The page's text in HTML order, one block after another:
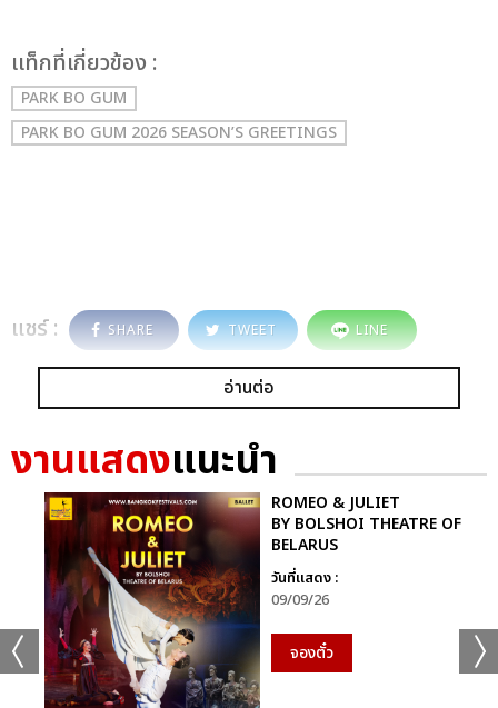
เเท็กที่เกี่ยวข้อง :
PARK BO GUM
PARK BO GUM 2026 SEASON’S GREETINGS
แชร์ : SHARE TWEET LINE
อ่านต่อ
งานแสดงแนะนำ
ROMEO & JULIET
BY BOLSHOI THEATRE OF
BELARUS
วันที่แสดง :
09/09/26
จองตั๋ว